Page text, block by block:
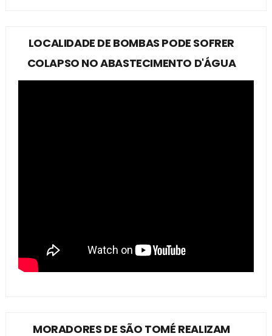
LOCALIDADE DE BOMBAS PODE SOFRER
COLAPSO NO ABASTECIMENTO D'ÁGUA
MORADORES DE SÃO TOMÉ REALIZAM